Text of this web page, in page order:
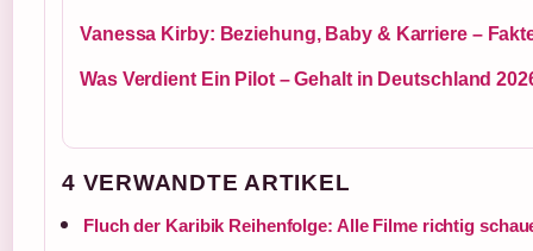
Vanessa Kirby: Beziehung, Baby & Karriere –
Was Verdient Ein Pilot – Gehalt in Deutschland
4 VERWANDTE ARTIKEL
Fluch der Karibik Reihenfolge: Alle Filme richtig